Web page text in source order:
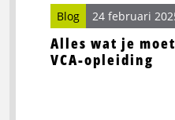
Alles wat je
VCA-opleiding
Blog 24 februari